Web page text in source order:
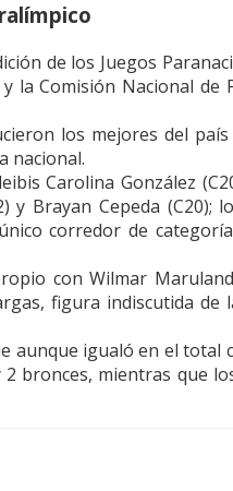
de los Juegos
Comisión Nacional de
los mejores del
nacional.
Carolina González
Brayan Cepeda (C20);
corredor de
con Wilmar
figura indiscutida
igualó en el total
bronces, mientras que